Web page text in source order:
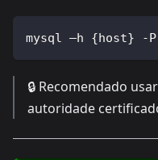
mysql –h {host} -
🔒 Recomendado usar
autoridade